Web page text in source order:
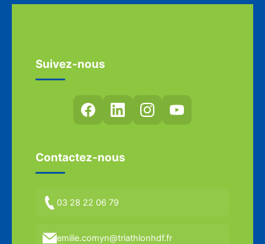
Suivez-nous
Contactez-nous
03 28 22 06 79
emilie.comyn@triathlonhdf.fr